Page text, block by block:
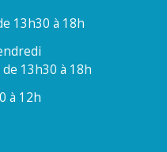
13h30 à 18h
13h30 à 18h
à 12h